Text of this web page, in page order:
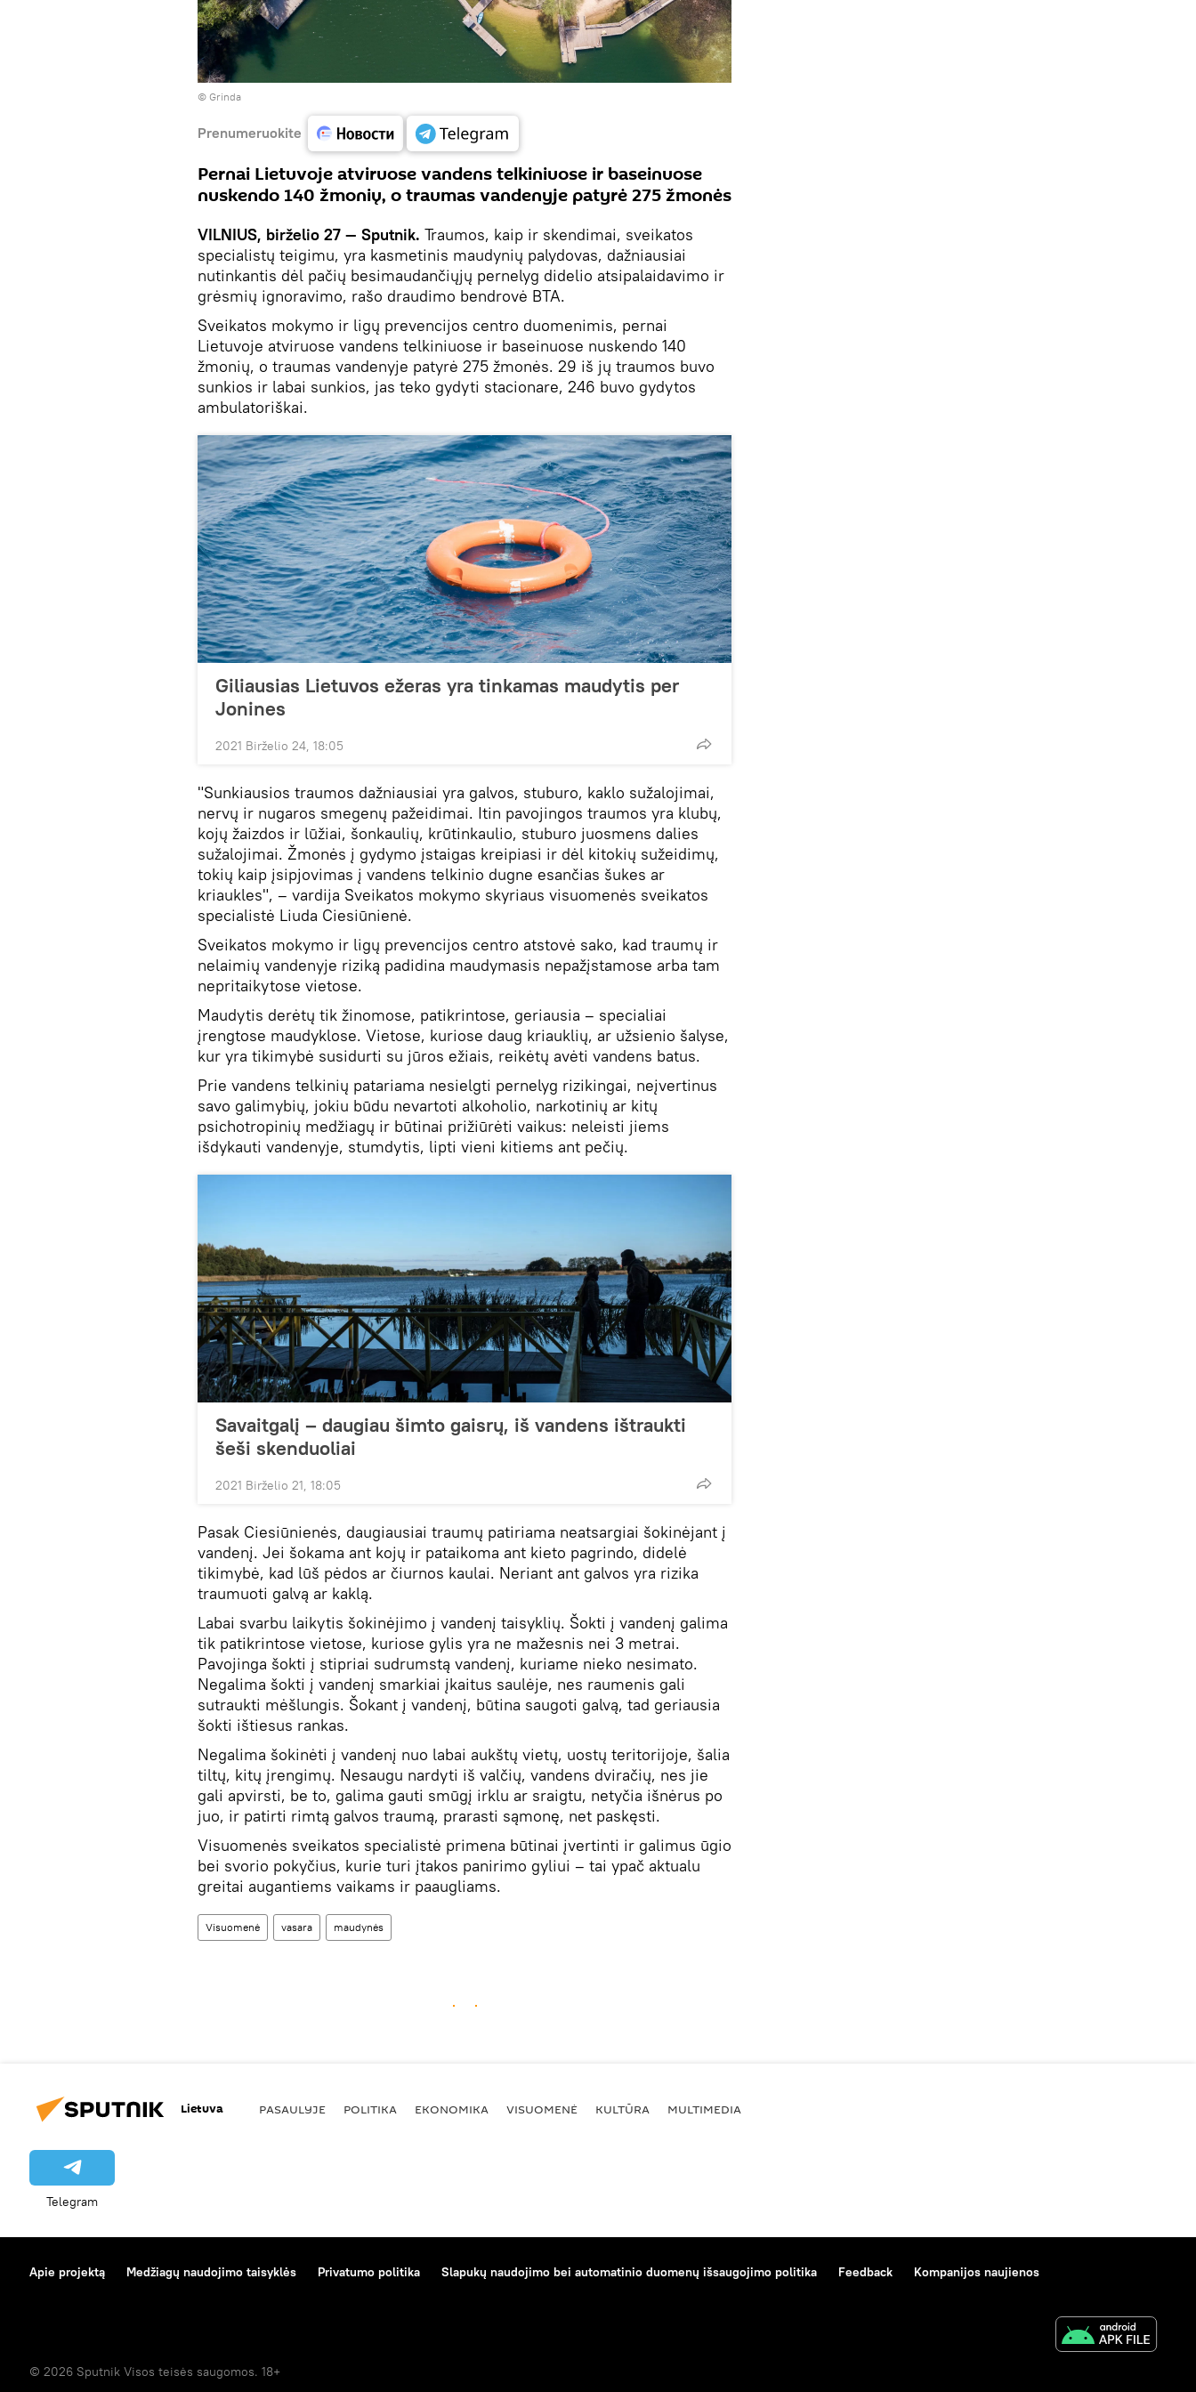
© Grinda
Prenumeruokite
Pernai Lietuvoje atviruose vandens telkiniuose ir baseinuose
nuskendo 140 žmonių, o traumas vandenyje patyrė 275 žmonės
VILNIUS, birželio 27 — Sputnik. Traumos, kaip ir skendimai, sveikatos
specialistų teigimu, yra kasmetinis maudynių palydovas, dažniausiai
nutinkantis dėl pačių besimaudančiųjų pernelyg didelio atsipalaidavimo ir
grėsmių ignoravimo, rašo draudimo bendrovė BTA.
Sveikatos mokymo ir ligų prevencijos centro duomenimis, pernai
Lietuvoje atviruose vandens telkiniuose ir baseinuose nuskendo 140
žmonių, o traumas vandenyje patyrė 275 žmonės. 29 iš jų traumos buvo
sunkios ir labai sunkios, jas teko gydyti stacionare, 246 buvo gydytos
ambulatoriškai.
Giliausias Lietuvos ežeras yra tinkamas maudytis per
Jonines
2021 Birželio 24, 18:05
"Sunkiausios traumos dažniausiai yra galvos, stuburo, kaklo sužalojimai,
nervų ir nugaros smegenų pažeidimai. Itin pavojingos traumos yra klubų,
kojų žaizdos ir lūžiai, šonkaulių, krūtinkaulio, stuburo juosmens dalies
sužalojimai. Žmonės į gydymo įstaigas kreipiasi ir dėl kitokių sužeidimų,
tokių kaip įsipjovimas į vandens telkinio dugne esančias šukes ar
kriaukles", – vardija Sveikatos mokymo skyriaus visuomenės sveikatos
specialistė Liuda Ciesiūnienė.
Sveikatos mokymo ir ligų prevencijos centro atstovė sako, kad traumų ir
nelaimių vandenyje riziką padidina maudymasis nepažįstamose arba tam
nepritaikytose vietose.
Maudytis derėtų tik žinomose, patikrintose, geriausia – specialiai
įrengtose maudyklose. Vietose, kuriose daug kriauklių, ar užsienio šalyse,
kur yra tikimybė susidurti su jūros ežiais, reikėtų avėti vandens batus.
Prie vandens telkinių patariama nesielgti pernelyg rizikingai, neįvertinus
savo galimybių, jokiu būdu nevartoti alkoholio, narkotinių ar kitų
psichotropinių medžiagų ir būtinai prižiūrėti vaikus: neleisti jiems
išdykauti vandenyje, stumdytis, lipti vieni kitiems ant pečių.
Savaitgalį – daugiau šimto gaisrų, iš vandens ištraukti
šeši skenduoliai
2021 Birželio 21, 18:05
Pasak Ciesiūnienės, daugiausiai traumų patiriama neatsargiai šokinėjant į
vandenį. Jei šokama ant kojų ir pataikoma ant kieto pagrindo, didelė
tikimybė, kad lūš pėdos ar čiurnos kaulai. Neriant ant galvos yra rizika
traumuoti galvą ar kaklą.
Labai svarbu laikytis šokinėjimo į vandenį taisyklių. Šokti į vandenį galima
tik patikrintose vietose, kuriose gylis yra ne mažesnis nei 3 metrai.
Pavojinga šokti į stipriai sudrumstą vandenį, kuriame nieko nesimato.
Negalima šokti į vandenį smarkiai įkaitus saulėje, nes raumenis gali
sutraukti mėšlungis. Šokant į vandenį, būtina saugoti galvą, tad geriausia
šokti ištiesus rankas.
Negalima šokinėti į vandenį nuo labai aukštų vietų, uostų teritorijoje, šalia
tiltų, kitų įrengimų. Nesaugu nardyti iš valčių, vandens dviračių, nes jie
gali apvirsti, be to, galima gauti smūgį irklu ar sraigtu, netyčia išnėrus po
juo, ir patirti rimtą galvos traumą, prarasti sąmonę, net paskęsti.
Visuomenės sveikatos specialistė primena būtinai įvertinti ir galimus ūgio
bei svorio pokyčius, kurie turi įtakos panirimo gyliui – tai ypač aktualu
greitai augantiems vaikams ir paaugliams.
Visuomenė vasara maudynės
Lietuva PASAULYJE POLITIKA EKONOMIKA VISUOMENĖ KULTŪRA MULTIMEDIA
Telegram
Apie projektą Medžiagų naudojimo taisyklės Privatumo politika Slapukų naudojimo bei automatinio duomenų išsaugojimo politika Feedback Kompanijos naujienos
© 2026 Sputnik Visos teisės saugomos. 18+